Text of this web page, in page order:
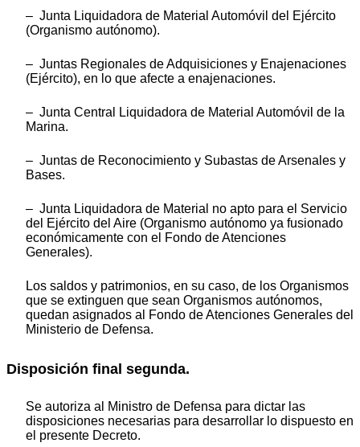
– Junta Liquidadora de Material Automóvil del Ejército
(Organismo autónomo).
– Juntas Regionales de Adquisiciones y Enajenaciones
(Ejército), en lo que afecte a enajenaciones.
– Junta Central Liquidadora de Material Automóvil de la
Marina.
– Juntas de Reconocimiento y Subastas de Arsenales y
Bases.
– Junta Liquidadora de Material no apto para el Servicio
del Ejército del Aire (Organismo autónomo ya fusionado
económicamente con el Fondo de Atenciones
Generales).
Los saldos y patrimonios, en su caso, de los Organismos
que se extinguen que sean Organismos autónomos,
quedan asignados al Fondo de Atenciones Generales del
Ministerio de Defensa.
Disposición final segunda.
Se autoriza al Ministro de Defensa para dictar las
disposiciones necesarias para desarrollar lo dispuesto en
el presente Decreto.